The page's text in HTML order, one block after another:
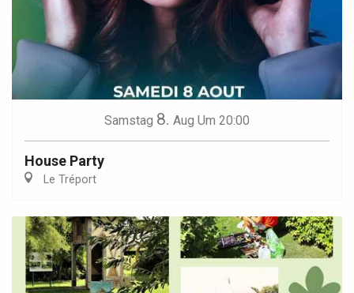
Samstag 8. Aug Um 20:00
House Party
Le Tréport